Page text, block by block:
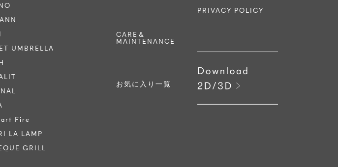
UMBRELLA
Fire
LA LAMP
GRILL
CARE＆
MAINTENANCE
お気に入り一覧
PRIVACY POLICY